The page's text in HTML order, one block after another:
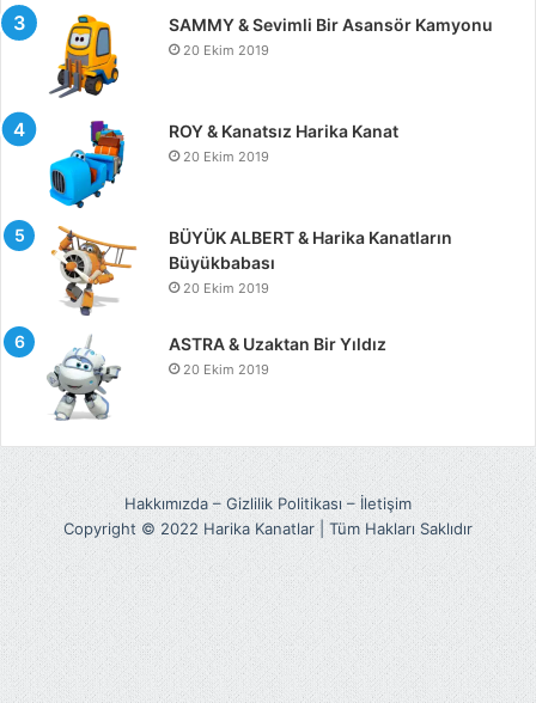
SAMMY & Sevimli Bir Asansör Kamyonu
20 Ekim 2019
ROY & Kanatsız Harika Kanat
20 Ekim 2019
BÜYÜK ALBERT & Harika Kanatların
Büyükbabası
20 Ekim 2019
ASTRA & Uzaktan Bir Yıldız
20 Ekim 2019
Hakkımızda– Gizlilik Politikası –İletişim
Copyright © 2022 Harika Kanatlar | Tüm Hakları Saklıdır